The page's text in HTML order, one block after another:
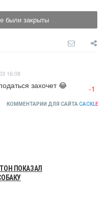
были закрыты
16:08
захочет 😂 -1
КОММЕНТАРИИ ДЛЯ САЙТА CACKLE
ПОКАЗАЛ